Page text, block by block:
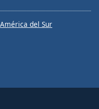
América del Sur